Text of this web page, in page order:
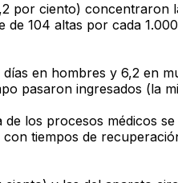
por ciento) concentraron
104 altas por cada
en hombres y 6,2 en
pasaron ingresados (la
los procesos médicos
tiempos de